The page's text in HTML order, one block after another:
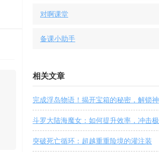
对啊课堂
备课小助手
相关文章
完成浮岛物语！揭开宝箱的秘密，解锁神
斗罗大陆海魔女：如何提升效率，冲击极
突破死亡循环：超越重重险境的灌注装